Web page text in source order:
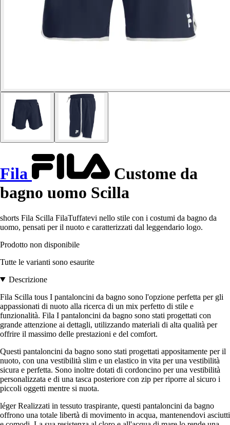
Fila
Custome da
bagno uomo Scilla
shorts Fila Scilla FilaTuffatevi nello stile con i costumi da bagno da
uomo, pensati per il nuoto e caratterizzati dal leggendario logo.
Prodotto non disponibile
Tutte le varianti sono esaurite
Descrizione
Fila Scilla tous I pantaloncini da bagno sono l'opzione perfetta per gli
appassionati di nuoto alla ricerca di un mix perfetto di stile e
funzionalità. Fila I pantaloncini da bagno sono stati progettati con
grande attenzione ai dettagli, utilizzando materiali di alta qualità per
offrire il massimo delle prestazioni e del comfort.
Questi pantaloncini da bagno sono stati progettati appositamente per il
nuoto, con una vestibilità slim e un elastico in vita per una vestibilità
sicura e perfetta. Sono inoltre dotati di cordoncino per una vestibilità
personalizzata e di una tasca posteriore con zip per riporre al sicuro i
piccoli oggetti mentre si nuota.
léger Realizzati in tessuto traspirante, questi pantaloncini da bagno
offrono una totale libertà di movimento in acqua, mantenendovi asciutti